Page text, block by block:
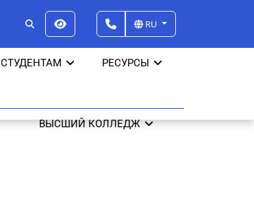
RU
СТУДЕНТАМ РЕСУРСЫ
ВЫСШИЙ КОЛЛЕДЖ